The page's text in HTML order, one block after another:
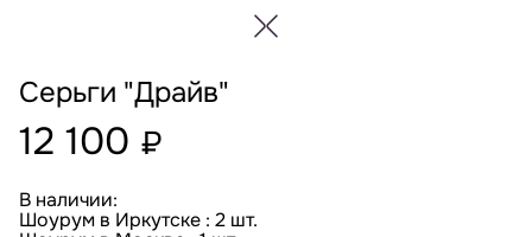
Серьги "Драйв"
12 100 ₽
В наличии:
Шоурум в Иркутске : 2 шт.